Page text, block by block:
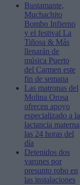
Bustamante,
Muchachito
Bombo Infierno
y el festival La
Tiñosa & Más
llenarán de
música Puerto
del Carmen este
fin de semana
Las matronas del
Molina Orosa
ofrecen apoyo
especializado a la
lactancia materna
las 24 horas del
día
Detenidos dos
varones por
presunto robo en
las instalaciones